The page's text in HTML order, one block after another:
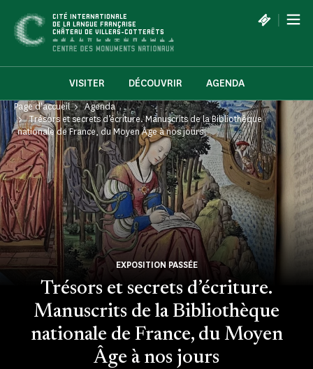
CITÉ INTERNATIONALE
DE LA LANGUE FRANÇAISE
CHÂTEAU DE VILLERS-COTTERÊTS
|
VISITER DÉCOUVRIR AGENDA
Page d'accueil
Agenda
Trésors et secrets d’écriture. Manuscrits de la Bibliothèque
nationale de France, du Moyen Âge à nos jours
Trésors et secrets d’écriture.
Manuscrits de la Bibliothèque
nationale de France, du Moyen
Âge à nos jours
EXPOSITION PASSÉE